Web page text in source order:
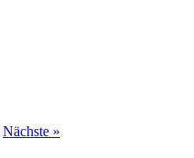
Nächste »